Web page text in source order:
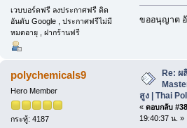
เวบบอร์ดฟรี ลงประกาศฟรี ติด
อันดับ Google , ประกาศฟรีไม่มี
หมดอายุ , ฝากร้านฟรี
ขออนุญาต
polychemicals9
Hero Member
กระทู้: 4187
Re: ผ
สูง | Thai
« ตอบกลับ
19:40:37 น. »